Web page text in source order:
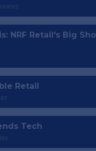
NRF Retail's Big
Retail
Tech